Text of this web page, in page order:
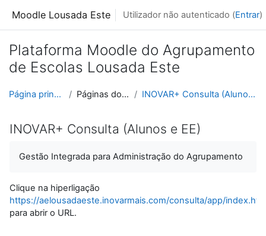
Moodle Lousada Este Utilizador não autenticado (Entrar)
Plataforma Moodle do Agrupamento
de Escolas Lousada Este
Página principal Páginas do site INOVAR+ Consulta (Alunos e EE)
INOVAR+ Consulta (Alunos e EE)
Gestão Integrada para Administração do Agrupamento
Clique na hiperligação
https://aelousadaeste.inovarmais.com/consulta/app/
para abrir o URL.